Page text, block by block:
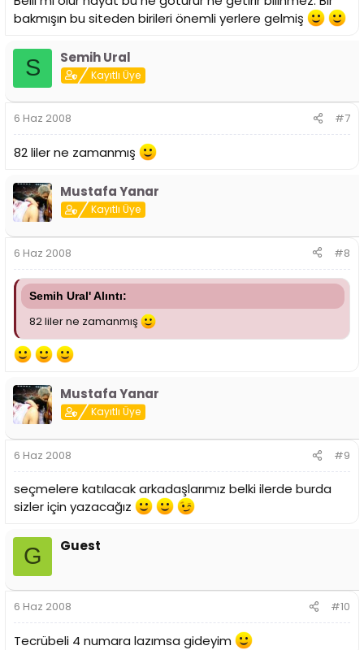
bakmışın bu siteden birileri önemli yerlere gelmiş
S Semih Ural
Kayıtlı Üye
6 Haz 2008 #7
82 liler ne zamanmış
Mustafa Yanar
Kayıtlı Üye
6 Haz 2008 #8
Semih Ural' Alıntı:
82 liler ne zamanmış
Mustafa Yanar
Kayıtlı Üye
6 Haz 2008 #9
seçmelere katılacak arkadaşlarımız belki ilerde burda
sizler için yazacağız
G Guest
6 Haz 2008 #10
Tecrübeli 4 numara lazımsa gideyim